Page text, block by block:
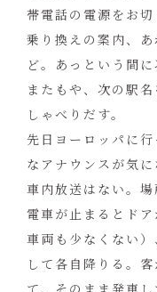
帯電話の電源をお
乗り換えの案内、
ど。あっという間
またもや、次の駅
しゃべりだす。
先日ヨーロッパに
なアナウンスが気
車内放送はない。場
電車が止まるとド
車両も少なくない
して各自降りる。